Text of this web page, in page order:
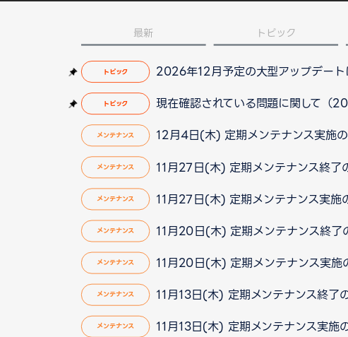
最新 トピック
トピック 2026年12月予定の大型アップデー
トピック 現在確認されている問題に関して（
メンテナンス 12月4日(木) 定期メンテナンス実施
メンテナンス 11月27日(木) 定期メンテナンス終了
メンテナンス 11月27日(木) 定期メンテナンス実施
メンテナンス 11月20日(木) 定期メンテナンス終了
メンテナンス 11月20日(木) 定期メンテナンス実施
メンテナンス 11月13日(木) 定期メンテナンス終了
メンテナンス 11月13日(木) 定期メンテナンス実施